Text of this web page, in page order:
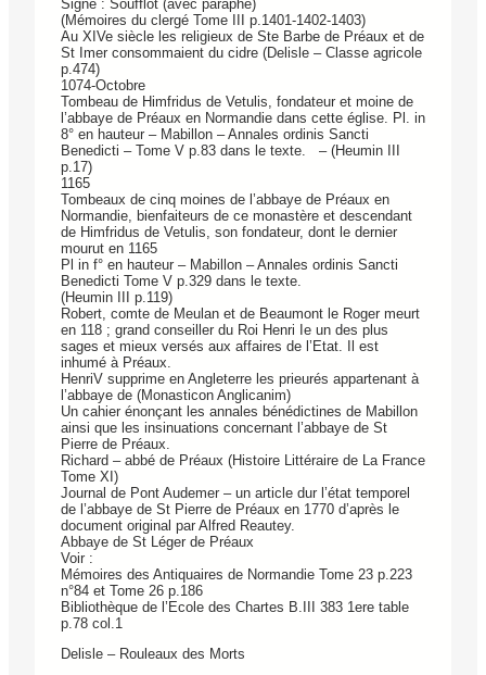
Signe : Soufflot (avec paraphe)
(Mémoires du clergé Tome III p.1401-1402-1403)
Au XIVe siècle les religieux de Ste Barbe de Préaux et de
St Imer consommaient du cidre (Delisle – Classe agricole
p.474)
1074-Octobre
Tombeau de Himfridus de Vetulis, fondateur et moine de
l’abbaye de Préaux en Normandie dans cette église. Pl. in
8° en hauteur – Mabillon – Annales ordinis Sancti
Benedicti – Tome V p.83 dans le texte. – (Heumin III
p.17)
1165
Tombeaux de cinq moines de l’abbaye de Préaux en
Normandie, bienfaiteurs de ce monastère et descendant
de Himfridus de Vetulis, son fondateur, dont le dernier
mourut en 1165
Pl in f° en hauteur – Mabillon – Annales ordinis Sancti
Benedicti Tome V p.329 dans le texte.
(Heumin III p.119)
Robert, comte de Meulan et de Beaumont le Roger meurt
en 118 ; grand conseiller du Roi Henri Ie un des plus
sages et mieux versés aux affaires de l’Etat. Il est
inhumé à Préaux.
HenriV supprime en Angleterre les prieurés appartenant à
l’abbaye de (Monasticon Anglicanim)
Un cahier énonçant les annales bénédictines de Mabillon
ainsi que les insinuations concernant l’abbaye de St
Pierre de Préaux.
Richard – abbé de Préaux (Histoire Littéraire de La France
Tome XI)
Journal de Pont Audemer – un article dur l’état temporel
de l’abbaye de St Pierre de Préaux en 1770 d’après le
document original par Alfred Reautey.
Abbaye de St Léger de Préaux
Voir :
Mémoires des Antiquaires de Normandie Tome 23 p.223
n°84 et Tome 26 p.186
Bibliothèque de l’Ecole des Chartes B.III 383 1ere table
p.78 col.1
Delisle – Rouleaux des Morts